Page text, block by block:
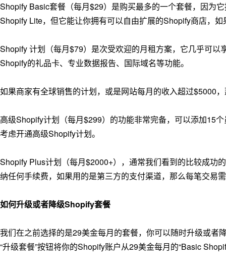
Shopify Basic套餐（每月$29）是购买最多的一个套餐，因为
Shopify Lite，但它能让你拥有可以自由扩展的Shopify商店，
Shopify 计划（每月$79）是次受欢迎的月租方案，它几乎可
Shopify的礼品卡、专业数据报告、国际域名等功能。
如果商家有全球销售的计划，或是网站每月的收入超过$5000
高级Shopify计划（每月$299）的功能非常完备，可以添加15
考虑开通高级Shopify计划。
Shopify Plus计划（每月$2000+），通常我们看到的比较成功
纳任何手续费，如果用的是第三方的支付渠道，那么每笔交易
如何升级或者降级Shopify套餐
我们在之前选择的是29美金每月的套餐，你可以随时升级或者
“升级套餐”按钮将你的Shopify账户从29美金每月的“Basic